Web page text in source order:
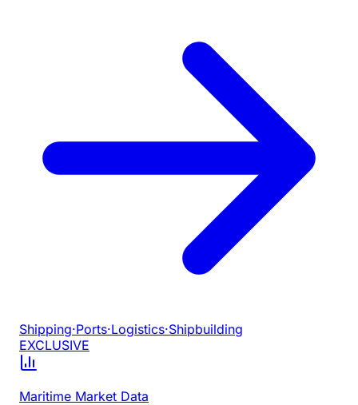
Shipping·Ports·Logistics·Shipbuilding
EXCLUSIVE
Maritime Market Data